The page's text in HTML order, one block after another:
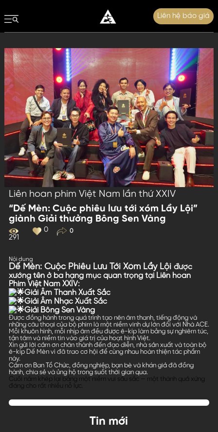
Liên hệ báo giá
Liên hoan phim Việt Nam lần thứ XXIV
“Dế Mèn: Cuộc phiêu lưu tới xóm Lầy Lội”
giành Giải thưởng Bông Sen Vàng
291
0 0
Nội dung
Dế Mèn: Cuộc Phiêu Lưu Tới Xóm Lầy Lội được
xướng tên ở ba hạng mục quan trọng tại Liên hoan
Phim Việt Nam XXIV:
Giải Âm Thanh Xuất Sắc
Giải Âm Nhạc Xuất Sắc
Giải Bông Sen Vàng
Được đồng hành trong quá trình tạo nên âm thanh, tiếng động và
những câu thoại của bộ phim là một niềm vinh dự lớn đối với Nhà ACE.
Mỗi khuôn hình, mỗi nhịp âm đều được ê-kíp làm bằng sự nghiêm túc,
tận tâm và niềm tin vào giá trị của hoạt hình Việt.
Xin gửi lời cảm ơn chân thành đến đạo diễn, nhà sản xuất và toàn bộ
ê-kíp Dế Mèn vì đã trao cơ hội để cùng nhau hoàn thiện tác phẩm
này.
Cảm ơn Ban Tổ Chức, đồng nghiệp, bạn bè và khán giả đã đồng
hành, chia sẻ và ủng hộ trong suốt thời gian qua.
Cuối năm khép lại bằng một niềm vui sâu sắc — một thành quả xứng
đáng cho rất nhiều nỗ lực.
Tin mới